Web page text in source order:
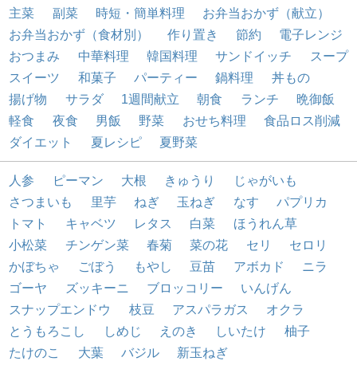
主菜 副菜 時短・簡単料理
お弁当おかず（献立）
お弁当おかず（食材別）
作り置き 節約
電子レンジ
おつまみ
中華料理 韓国料理 サンドイッチ
スープ
スイーツ
和菓子 パーティー 鍋料理
丼もの
揚げ物
サラダ 1週間献立 朝食 ランチ
晩御飯
軽食
夜食 男飯 野菜 おせち料理
食品ロス削減
ダイエット
夏レシピ 夏野菜
人参 ピーマン 大根 きゅうり
じゃがいも
さつまいも
里芋 ねぎ 玉ねぎ なす
パプリカ
トマト
キャベツ レタス 白菜
ほうれん草
小松菜
チンゲン菜 春菊 菜の花 セリ
セロリ
かぼちゃ
ごぼう もやし 豆苗 アボカド
ニラ
ゴーヤ
ズッキーニ ブロッコリー
いんげん
スナップエンドウ
枝豆 アスパラガス
オクラ
とうもろこし
しめじ えのき しいたけ
柚子
たけのこ
大葉 バジル 新玉ねぎ